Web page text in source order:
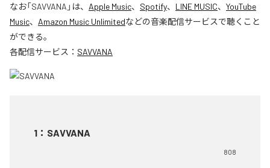
なお「SAVVANA 」は、 Apple Music、 Spotify、 LINE MUSIC、 YouTube
Music、 Amazon Music Unlimitedなどの音楽配信サービスで聴くこと
ができる。
各配信サービス： SAVVANA
1 ： SAVVANA
808